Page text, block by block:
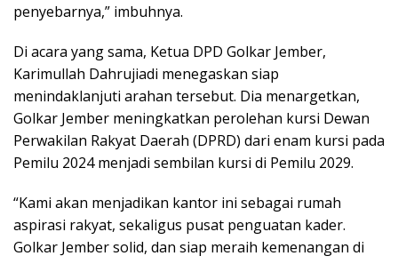
penyebarnya,” imbuhnya.
Di acara yang sama, Ketua DPD Golkar Jember,
Karimullah Dahrujiadi menegaskan siap
menindaklanjuti arahan tersebut. Dia menargetkan,
Golkar Jember meningkatkan perolehan kursi Dewan
Perwakilan Rakyat Daerah (DPRD) dari enam kursi pada
Pemilu 2024 menjadi sembilan kursi di Pemilu 2029.
“Kami akan menjadikan kantor ini sebagai rumah
aspirasi rakyat, sekaligus pusat penguatan kader.
Golkar Jember solid, dan siap meraih kemenangan di